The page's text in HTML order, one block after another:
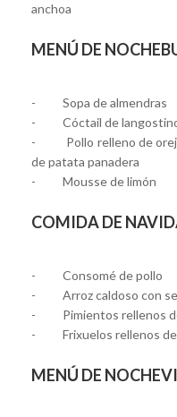
anchoa
MENÚ DE
- Sopa de almendras
- Cóctail de
- Pollo relleno de
de patata panadera
- Mousse de limón
COMIDA DE
- Consomé de pollo
- Arroz caldoso con
- Pimientos rellenos
- Frixuelos rellenos de
MENÚ DE